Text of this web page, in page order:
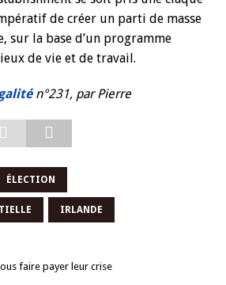
de créer un parti de masse
sur la base d’un programme
de vie et de travail.
n°231, par Pierre
ÉLECTION
IRLANDE
faire payer leur crise